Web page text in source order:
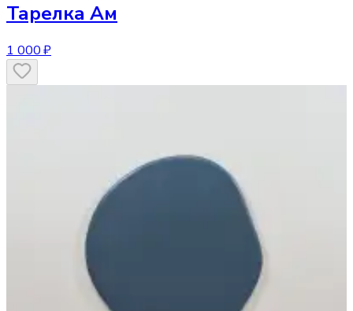
Тарелка Ам
1 000 ₽